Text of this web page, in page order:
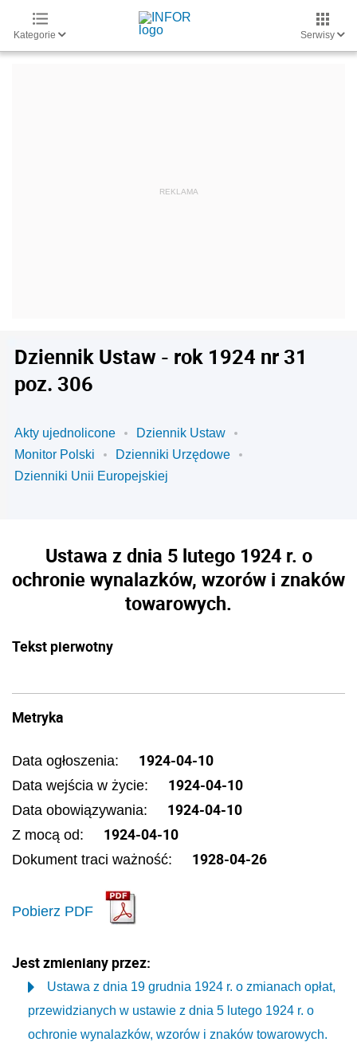
Kategorie Serwisy
Dziennik Ustaw - rok 1924 nr 31
poz. 306
Akty ujednolicone
Dziennik Ustaw
Monitor Polski
Dzienniki Urzędowe
Dzienniki Unii Europejskiej
Ustawa z dnia 5 lutego 1924 r. o
ochronie wynalazków, wzorów i znaków
towarowych.
Tekst pierwotny
Metryka
Data ogłoszenia: 1924-04-10
Data wejścia w życie: 1924-04-10
Data obowiązywania: 1924-04-10
Z mocą od: 1924-04-10
Dokument traci ważność: 1928-04-26
Pobierz PDF
Jest zmieniany przez:
Ustawa z dnia 19 grudnia 1924 r. o zmianach opłat,
przewidzianych w ustawie z dnia 5 lutego 1924 r. o
ochronie wynalazków, wzorów i znaków towarowych.